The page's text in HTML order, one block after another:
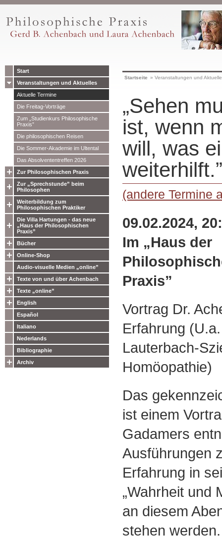
Start
Veranstaltungen und Aktuelles
Aktuelle Termine
Die Freitag-Vorträge
Zum „Studienkurs Philosophische
Praxis”
Die philosophischen Reisen
Die Sommer-Akademie im Ultental
Das Absolvententreffen 2026
Zur Philosophischen Praxis
Zur „Sprechstunde” beim
Philosophen
Weiterbildung zum
Philosophischen Praktiker
Die Villa Hartungen - das neue
„Haus der Philosophischen
Praxis”
Bücher
Online-Shop
Audio-visuelle Medien „online”
Texte von und über Achenbach
Texte „online”
English
Español
Italiano
Nederlands
Bibliographie
Archiv
Startseite » Veranstaltungen und
„Sehen
ist, wenn
will, was
weiterhilft.”
(andere Termine
09.02.2024,
Im „Haus der
Praxis”
Vortrag Dr.
Erfahrung
Lauterbach-
Homöopathie)
Das
ist einem
Gadamers
Ausführungen
Erfahrung in
„Wahrheit und
an diesem
stehen werden.